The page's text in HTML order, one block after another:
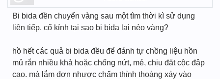
Bi bida đền chuyển vàng sau một tìm thời kì sử dụng
liên tiếp. cố kỉnh tại sao bi bida lại nẻo vàng?
hồ hết các quả bi bida đều để đánh tự chồng liệu hồn
mủ rắn nhiều khả hoặc chống nứt, mẻ, chịu đặt cộc đập
cao. mà lắm đơn nhược chấm thỉnh thoảng xảy vào